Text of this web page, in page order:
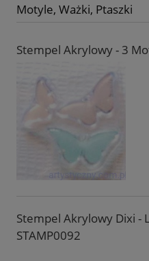
Motyle, Ważki, Ptaszki
Stempel Akrylowy - 3
Stempel Akrylowy Dixi -
STAMP0092